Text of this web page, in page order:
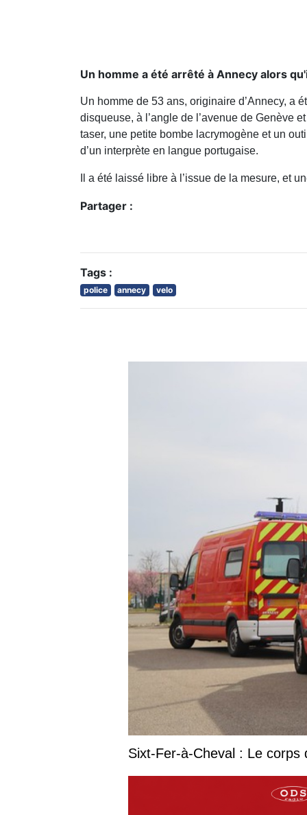
Un homme a été arrêté à Annecy alors
Un homme de 53 ans, originaire d’Annecy, a
disqueuse, à l’angle de l’avenue de Genève
taser, une petite bombe lacrymogène et un
d’un interprète en langue portugaise.
Il a été laissé libre à l’issue de la mesure, et
Partager :
Tags :
police annecy velo
Sixt-Fer-à-Cheval : Le